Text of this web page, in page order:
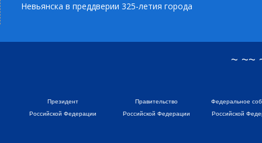
Невьянска в преддверии 325-летия города
~ ~~
Президент
Российской Федерации
Правительство
Российской Федерации
Федеральное
Российской